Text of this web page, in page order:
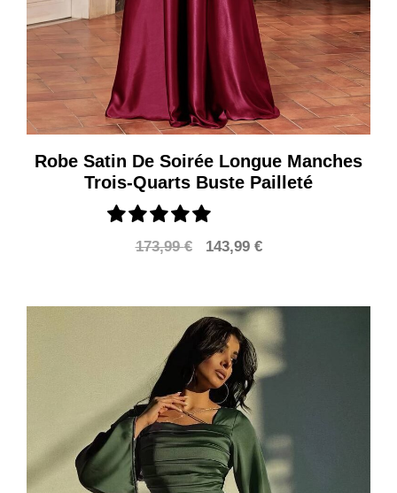
Robe Satin De Soirée Longue Manches
Trois-Quarts Buste Pailleté
173,99€
Le
était :
173,99 €.
143,99 €Le
est :
143,99 €.